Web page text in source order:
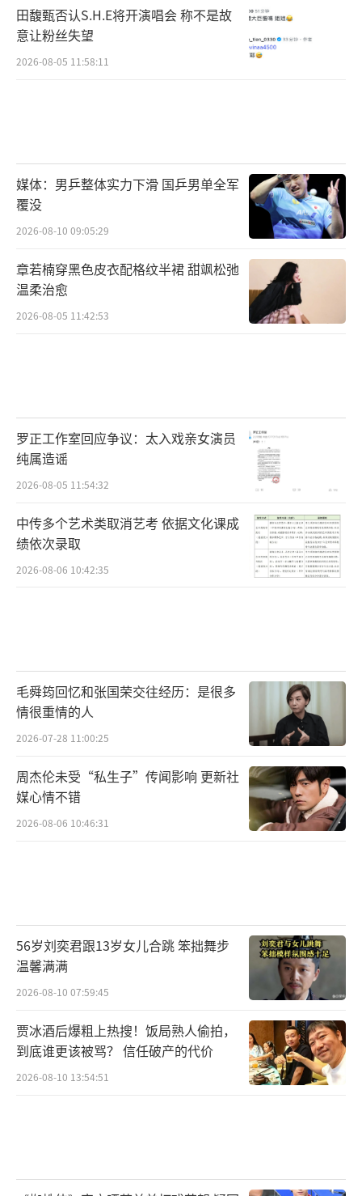
田馥甄否认S.H.E将开演唱会 称不是故
意让粉丝失望
2026-08-05 11:58:11
媒体：男乒整体实力下滑 国乒男单全军
覆没
2026-08-10 09:05:29
章若楠穿黑色皮衣配格纹半裙 甜飒松弛
温柔治愈
2026-08-05 11:42:53
罗正工作室回应争议：太入戏亲女演员
纯属造谣
2026-08-05 11:54:32
中传多个艺术类取消艺考 依据文化课成
绩依次录取
2026-08-06 10:42:35
毛舜筠回忆和张国荣交往经历：是很多
情很重情的人
2026-07-28 11:00:25
周杰伦未受“私生子”传闻影响 更新社
媒心情不错
2026-08-06 10:46:31
56岁刘奕君跟13岁女儿合跳 笨拙舞步
温馨满满
2026-08-10 07:59:45
贾冰酒后爆粗上热搜！饭局熟人偷拍，
到底谁更该被骂？ 信任破产的代价
2026-08-10 13:54:51